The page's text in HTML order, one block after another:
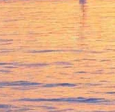
Новая Голландия
12» — первого
на острове,
скором времени там
«Гараж», цифровой
ресторан «КоКоКо» и